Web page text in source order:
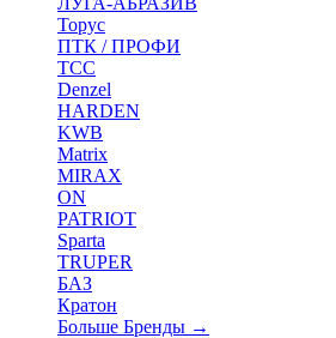
Торус
ПТК / ПРОФИ
ТСС
Denzel
HARDEN
KWB
Matrix
MIRAX
ON
PATRIOT
Sparta
TRUPER
БАЗ
Кратон
Больше Бренды →